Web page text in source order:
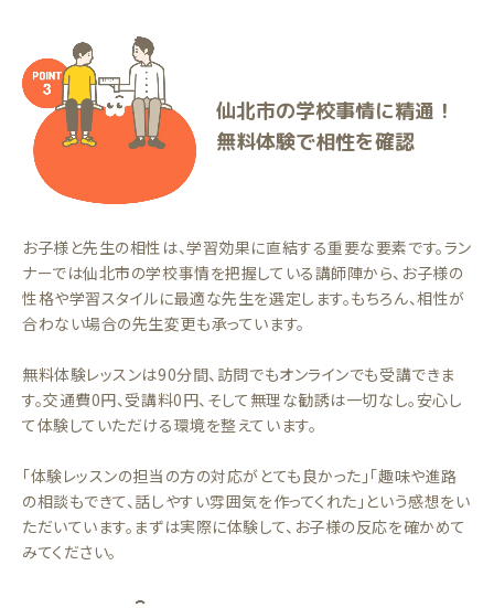
仙北市の学校事情に精通！
無料体験で相性を確認
お子様と先生の相性は、学習効果に直結する重要な要素です。ラン
ナーでは仙北市の学校事情を把握している講師陣から、お子様の
性格や学習スタイルに最適な先生を選定します。もちろん、相性が
合わない場合の先生変更も承っています。
無料体験レッスンは90分間、訪問でもオンラインでも受講できま
す。交通費0円、受講料0円、そして無理な勧誘は一切なし。安心し
て体験していただける環境を整えています。
「体験レッスンの担当の方の対応がとても良かった」「趣味や進路
の相談もできて、話しやすい雰囲気を作ってくれた」という感想をい
ただいています。まずは実際に体験して、お子様の反応を確かめて
みてください。